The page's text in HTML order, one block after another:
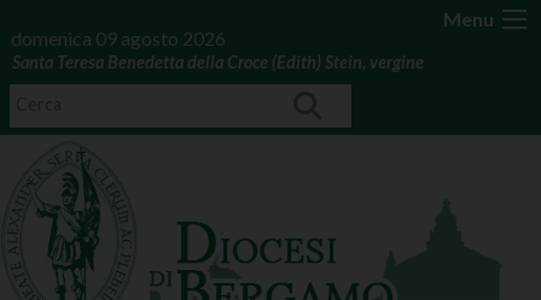
Menu
domenica 09 agosto 2026
Santa Teresa Benedetta della Croce (Edith) Stein, vergine